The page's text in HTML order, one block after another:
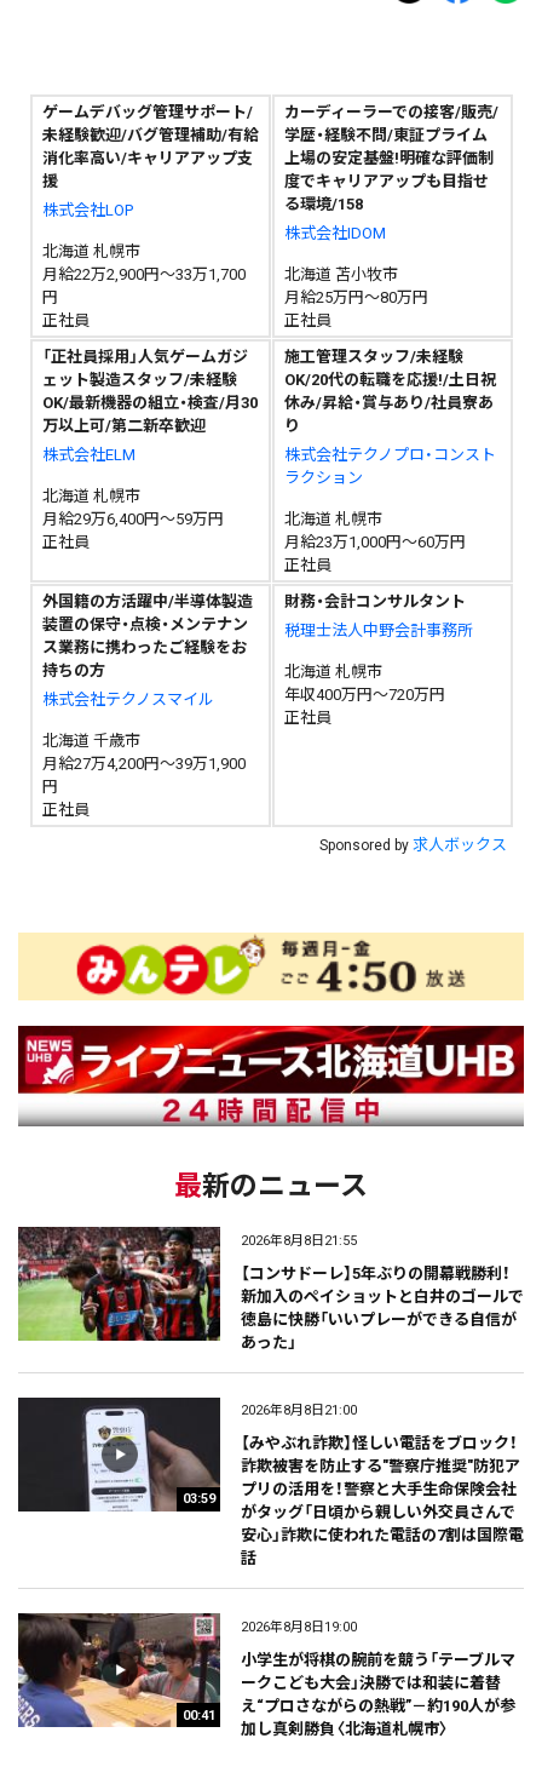
ゲームデバッグ管理サポート/
未経験歓迎/バグ管理補助/有給
消化率高い/キャリアアップ支
援
株式会社LOP
北海道 札幌市
月給22万2,900円～33万1,700
円
正社員
カーディーラーでの接客/販売/
学歴・経験不問/東証プライム
上場の安定基盤!明確な評価制
度でキャリアアップも目指せ
る環境/158
株式会社IDOM
北海道 苫小牧市
月給25万円～80万円
正社員
「正社員採用」人気ゲームガジ
ェット製造スタッフ/未経験
OK/最新機器の組立・検査/月30
万以上可/第二新卒歓迎
株式会社ELM
北海道 札幌市
月給29万6,400円～59万円
正社員
施工管理スタッフ/未経験
OK/20代の転職を応援!/土日祝
休み/昇給・賞与あり/社員寮あ
り
株式会社テクノプロ・コンスト
ラクション
北海道 札幌市
月給23万1,000円～60万円
正社員
外国籍の方活躍中/半導体製造
装置の保守・点検・メンテナン
ス業務に携わったご経験をお
持ちの方
株式会社テクノスマイル
北海道 千歳市
月給27万4,200円～39万1,900
円
正社員
財務・会計コンサルタント
税理士法人中野会計事務所
北海道 札幌市
年収400万円～720万円
正社員
Sponsored by 求人ボックス
最新のニュース
2026年8月8日21:55
【コンサドーレ】5年ぶりの開幕戦勝利！
新加入のペイショットと白井のゴールで
徳島に快勝「いいプレーができる自信が
あった」
03:59
2026年8月8日21:00
【みやぶれ詐欺】怪しい電話をブロック！
詐欺被害を防止する"警察庁推奨"防犯ア
プリの活用を！警察と大手生命保険会社
がタッグ「日頃から親しい外交員さんで
安心」詐欺に使われた電話の7割は国際電
話
00:41
2026年8月8日19:00
小学生が将棋の腕前を競う「テーブルマ
ークこども大会」決勝では和装に着替
え“プロさながらの熱戦”－約190人が参
加し真剣勝負〈北海道札幌市〉